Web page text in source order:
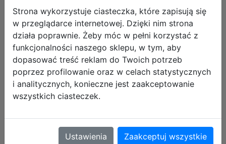
JCC10
Strona wykorzystuje ciasteczka, które zapisują się
w przeglądarce internetowej. Dzięki nim strona
działa poprawnie. Żeby móc w pełni korzystać z
funkcjonalności naszego sklepu, w tym, aby
dopasować treść reklam do Twoich potrzeb
poprzez profilowanie oraz w celach statystycznych
i analitycznych, konieczne jest zaakceptowanie
wszystkich ciasteczek.
Ustawienia Zaakceptuj wszystkie